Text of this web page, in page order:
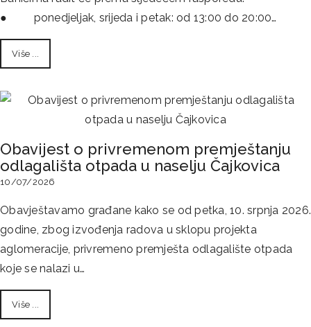
● ponedjeljak, srijeda i petak: od 13:00 do 20:00…
Više ...
Obavijest o privremenom premještanju
odlagališta otpada u naselju Čajkovica
10/07/2026
Obavještavamo građane kako se od petka, 10. srpnja 2026.
godine, zbog izvođenja radova u sklopu projekta
aglomeracije, privremeno premješta odlagalište otpada
koje se nalazi u…
Više ...